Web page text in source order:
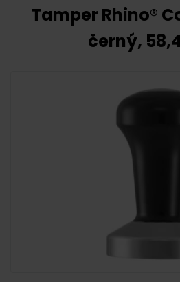
Tamper Rhino®
černý,